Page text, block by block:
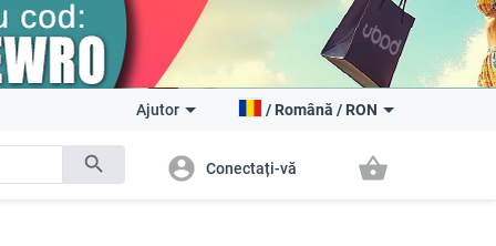
search
Ajutor / Română / RON
account_circle Conectați-vă shopping_basket